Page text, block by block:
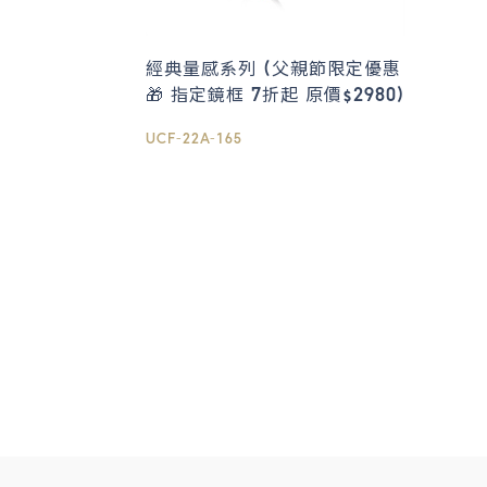
經典量感系列 (父親節限定優惠
🎁 指定鏡框 7折起 原價$2980)
UCF-22A-165